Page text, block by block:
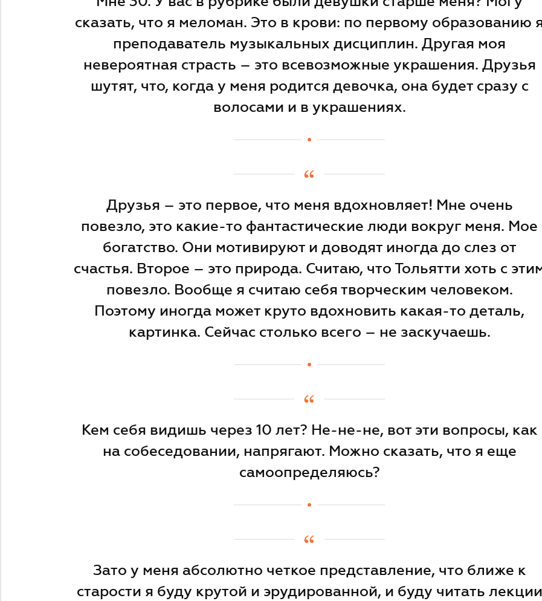
сказать, что я меломан. Это в крови: по первому образованию
преподаватель музыкальных дисциплин. Другая моя
невероятная страсть – это всевозможные украшения. Друзья
шутят, что, когда у меня родится девочка, она будет сразу с
волосами и в украшениях.
Друзья – это первое, что меня вдохновляет! Мне очень
повезло, это какие-то фантастические люди вокруг меня. Мое
богатство. Они мотивируют и доводят иногда до слез от
счастья. Второе – это природа. Считаю, что Тольятти хоть с
повезло. Вообще я считаю себя творческим человеком.
Поэтому иногда может круто вдохновить какая-то деталь,
картинка. Сейчас столько всего – не заскучаешь.
Кем себя видишь через 10 лет? Не-не-не, вот эти вопросы, как
на собеседовании, напрягают. Можно сказать, что я еще
самоопределяюсь?
Зато у меня абсолютно четкое представление, что ближе к
старости я буду крутой и эрудированной, и буду читать лекции